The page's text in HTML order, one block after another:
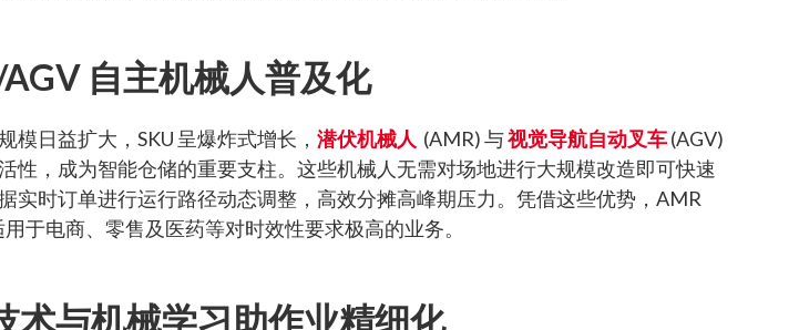
自主机械人普及化
模日益扩大，SKU 呈爆炸式增长，潜伏机械人 (AMR) 与视觉导航自动叉车(AGV)
性，成为智能仓储的重要支柱。这些机械人无需对场地进行大规模改造即可快速
实时订单进行运行路径动态调整，高效分摊高峰期压力。凭借这些优势，AMR
用于电商、零售及医药等对时效性要求极高的业务。
术与机械学习助作业精细化